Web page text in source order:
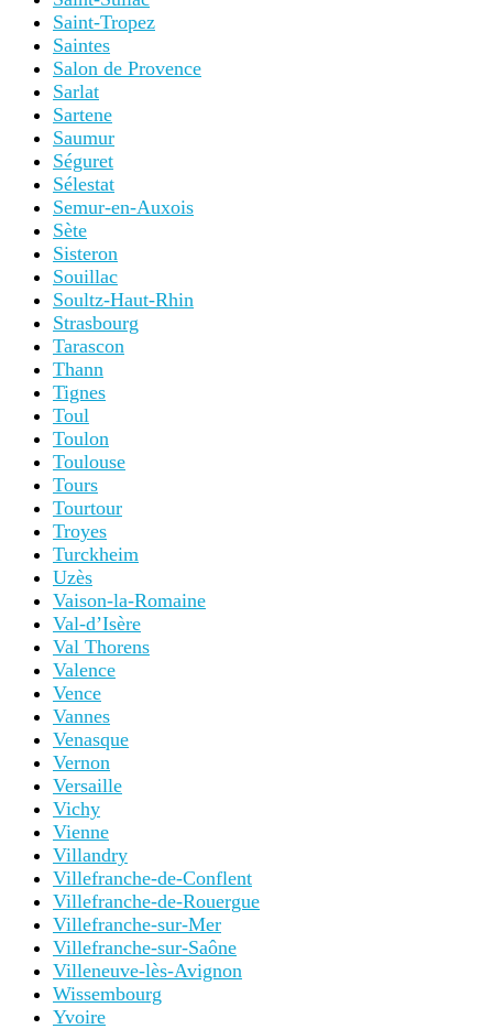
Saint-Tropez
Saintes
Salon de Provence
Sarlat
Sartene
Saumur
Séguret
Sélestat
Semur-en-Auxois
Sète
Sisteron
Souillac
Soultz-Haut-Rhin
Strasbourg
Tarascon
Thann
Tignes
Toul
Toulon
Toulouse
Tours
Tourtour
Troyes
Turckheim
Uzès
Vaison-la-Romaine
Val-d’Isère
Val Thorens
Valence
Vence
Vannes
Venasque
Vernon
Versaille
Vichy
Vienne
Villandry
Villefranche-de-Conflent
Villefranche-de-Rouergue
Villefranche-sur-Mer
Villefranche-sur-Saône
Villeneuve-lès-Avignon
Wissembourg
Yvoire